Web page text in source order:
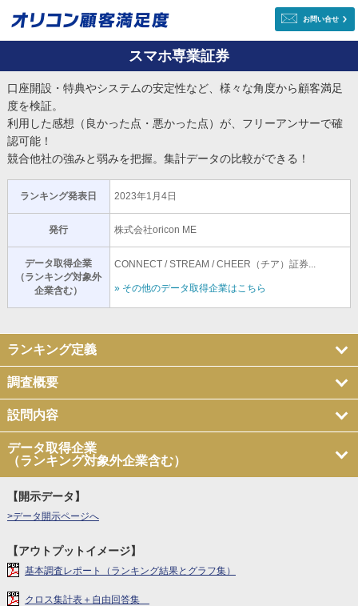
お問い合せ
スマホ専業証券
口座開設・特典やシステムの安定性など、様々な角度から顧客満足
度を検証。
利用した感想（良かった点・悪かった点）が、フリーアンサーで確
認可能！
競合他社の強みと弱みを把握。集計データの比較ができる！
ランキング発表日 2023年1月4日
発行 株式会社oricon ME
データ取得企業
（ランキング対象外
企業含む）
CONNECT / STREAM / CHEER（チア）証券...
» その他のデータ取得企業はこちら
ランキング定義
調査概要
設問内容
データ取得企業
（ランキング対象外企業含む）
【開示データ】
>データ開示ページへ
【アウトプットイメージ】
基本調査レポート（ランキング結果とグラフ集）
クロス集計表＋自由回答集